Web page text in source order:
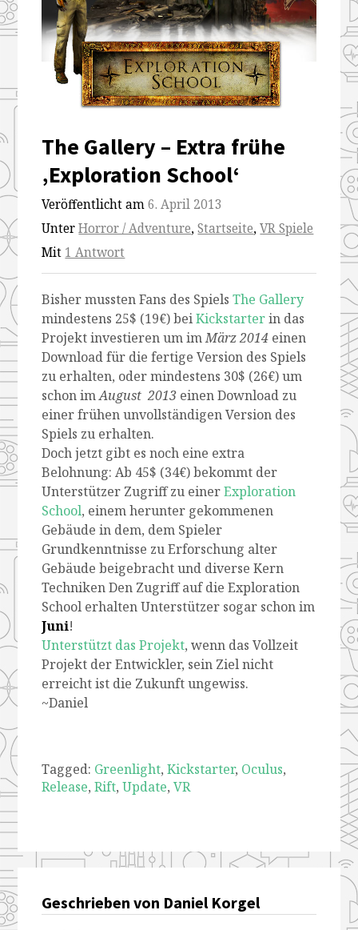
The Gallery – Extra frühe
‚Exploration School‘
Veröffentlicht am6. April 2013
UnterHorror / Adventure,Startseite,VR Spiele
Mit 1 Antwort
Bisher mussten Fans des SpielsThe Gallery
mindestens 25$ (19€) beiKickstarterin das
Projekt investieren um imMärz 2014 einen
Download für die fertige Version des Spiels
zu erhalten, oder mindestens 30$ (26€) um
schon imAugust 2013 einen Download zu
einer frühen unvollständigen Version des
Spiels zu erhalten.
Doch jetzt gibt es noch eine extra
Belohnung: Ab 45$ (34€) bekommt der
Unterstützer Zugriff zu einerExploration
School, einem herunter gekommenen
Gebäude in dem, dem Spieler
Grundkenntnisse zu Erforschung alter
Gebäude beigebracht und diverse Kern
Techniken Den Zugriff auf die Exploration
School erhalten Unterstützer sogar schon im
Juni!
Unterstützt das Projekt, wenn das Vollzeit
Projekt der Entwickler, sein Ziel nicht
erreicht ist die Zukunft ungewiss.
~Daniel
Tagged: Greenlight,Kickstarter, Oculus,
Release,Rift,Update,VR
Geschrieben von Daniel Korgel